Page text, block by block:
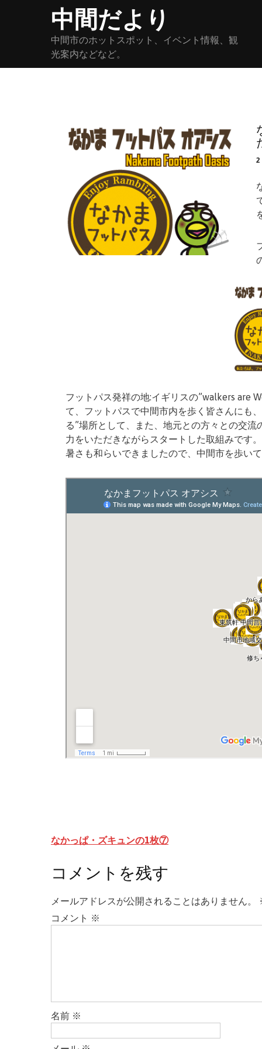
中間だより
中間市のホットスポット、イベント情報、観
光案内などなど。
フットパス発祥の地:イギリスの”walkers are
て、フットパスで中間市内を歩く皆さんにも
る”場所として、また、地元との方々との交
力をいただきながらスタートした取組みです。
暑さも和らいできましたので、中間市を歩い
投
ナ
ビ
ゲ
ー
なかっぱ・ズキュンの1枚⑦
コメントを残す
メールアドレスが公開されることはありません。
コメント ※
名前 ※